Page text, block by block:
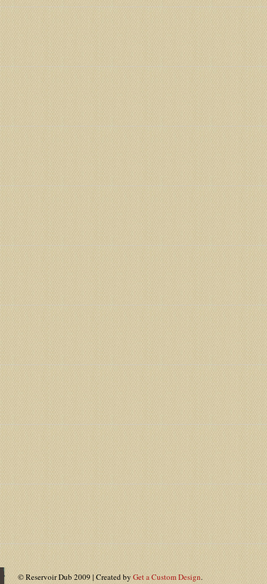
© Reservoir Dub 2009 | Created by Get a Custom Design.